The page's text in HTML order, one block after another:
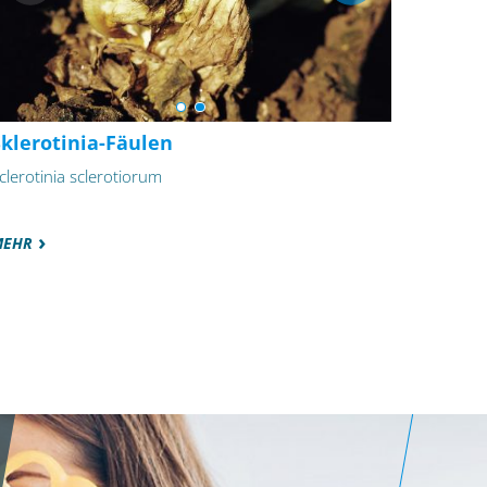
Fäulen
sclerotiorum